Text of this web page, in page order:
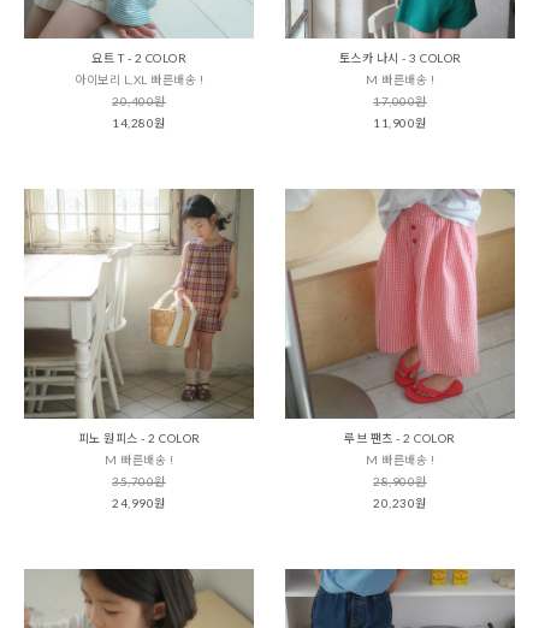
요트 T - 2 COLOR
아이보리 L,XL 빠른배송 !
20,400원
14,280원
토스카 나시 - 3 COLOR
M 빠른배송 !
17,000원
11,900원
피노 원피스 - 2 COLOR
M 빠른배송 !
35,700원
24,990원
루브 팬츠 - 2 COLOR
M 빠른배송 !
28,900원
20,230원